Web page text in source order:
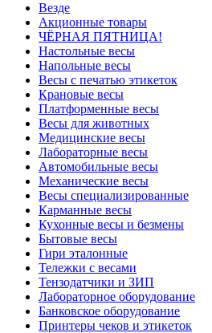
Везде
Акционные товары
ЧЁРНАЯ ПЯТНИЦА!
Настольные весы
Напольные весы
Весы с печатью этикеток
Крановые весы
Платформенные весы
Весы для животных
Медицинские весы
Лабораторные весы
Автомобильные весы
Механические весы
Весы специализированные
Карманные весы
Кухонные весы и безмены
Бытовые весы
Гири эталонные
Тележки с весами
Тензодатчики и ЗИП
Лабораторное оборудование
Банковское оборудование
Принтеры чеков и этикеток